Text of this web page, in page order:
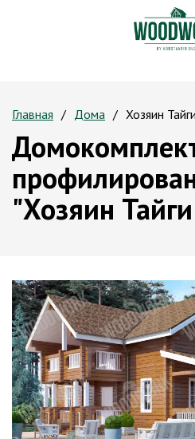
Главная Дома Хозяин Тайги
"Хозяин